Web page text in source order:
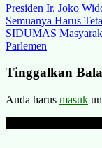
Navigasi
pos
Presiden Ir. Joko
Semuanya Harus
SIDUMAS
Parlemen
Tinggalkan
Anda harus masuk